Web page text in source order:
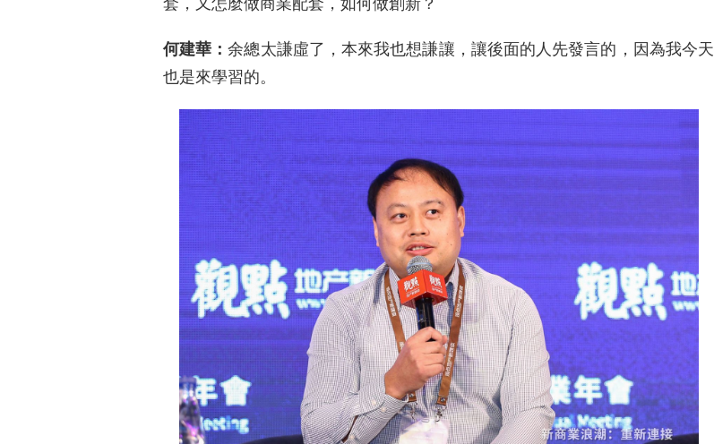
套，又怎麼做商業配套，如何做創新？
何建華：余總太謙虛了，本來我也想謙讓，讓後面的人先發言的，因為我今天
也是來學習的。